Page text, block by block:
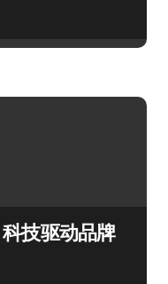
技驱动品牌